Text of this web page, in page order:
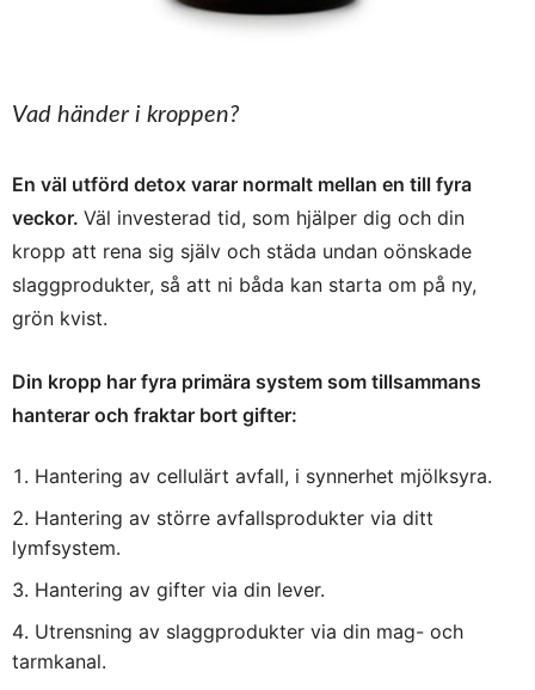
Vad händer i kroppen?
En väl utförd detox varar normalt mellan en till fyra
veckor. Väl investerad tid, som hjälper dig och din
kropp att rena sig själv och städa undan oönskade
slaggprodukter, så att ni båda kan starta om på ny,
grön kvist.
Din kropp har fyra primära system som tillsammans
hanterar och fraktar bort gifter:
Hantering av cellulärt avfall, i synnerhet mjölksyra.
Hantering av större avfallsprodukter via ditt
lymfsystem.
Hantering av gifter via din lever.
Utrensning av slaggprodukter via din mag- och
tarmkanal.